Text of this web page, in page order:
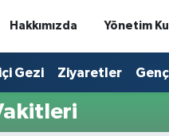
Hakkımızda Yönetim
Gezi Ziyaretler